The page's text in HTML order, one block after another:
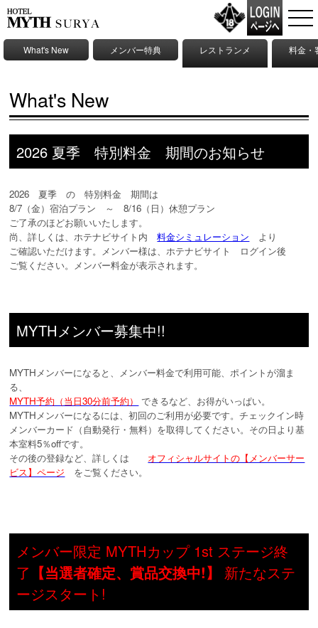
What's New メンバー特典
レストランメ
ニュー
料金・
報
What's New
2026 夏季 特別料金 期間のお知らせ
2026 夏季 の 特別料金 期間は
8/7（金）宿泊プラン ～ 8/16（日）休憩プラン
ご了承のほどお願いいたします。
尚、詳しくは、ホテナビサイト内料金シミュレーション より
ご確認いただけます。メンバー様は、ホテナビサイト ログイン後
ご覧ください。メンバー料金が表示されます。
MYTHメンバー募集中!!
MYTHメンバーになると、メンバー料金で利用可能、ポイントが溜ま
る、
MYTH予約（当日30分前予約）
できるなど、お得がいっぱい。
MYTHメンバーになるには、初回のご利用が必要です。チェックイン時
メンバーカード（自動発行・無料）を取得してください。その日より基
本室料5％offです。
その後の登録など、詳しくは オフィシャルサイトの【メンバーサー
ビス】ページ をご覧ください。
メンバー限定 MYTHカップ 1st ステージ終
了 【当選者確定、賞品交換中!】
新たなステ
ージスタート!